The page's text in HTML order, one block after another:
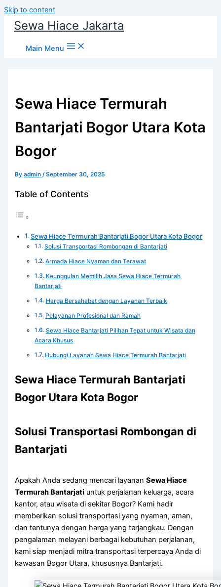
Skip to content
Sewa Hiace Jakarta
Main Menu
Sewa Hiace Termurah
Bantarjati Bogor Utara Kota
Bogor
Byadmin/September 30, 2025
Table of Contents
Sewa Hiace Termurah Bantarjati Bogor Utara Kota Bogor
Solusi Transportasi Rombongan di Bantarjati
Armada Hiace Nyaman dan Terawat
Keunggulan Memilih Jasa Sewa Hiace Termurah
Bantarjati
Harga Bersahabat dengan Layanan Terbaik
Pelayanan Profesional dan Ramah
Sewa Hiace Bantarjati Pilihan Tepat untuk Wisata dan
Acara Khusus
Hubungi Layanan Sewa Hiace Termurah Bantarjati
Sewa Hiace Termurah Bantarjati
Bogor Utara Kota Bogor
Solusi Transportasi Rombongan di
Bantarjati
Apakah Anda sedang mencari layananSewa Hiace
Termurah Bantarjati untuk perjalanan keluarga, acara
kantor, atau wisata di sekitar Bogor? Kami hadir
memberikan solusi transportasi yang nyaman, aman,
dan tentunya dengan harga yang terjangkau. Dengan
pengalaman melayani berbagai kebutuhan perjalanan,
kami siap menjadi mitra transportasi terpercaya Anda di
kawasan Bogor Utara, khususnya Bantarjati.